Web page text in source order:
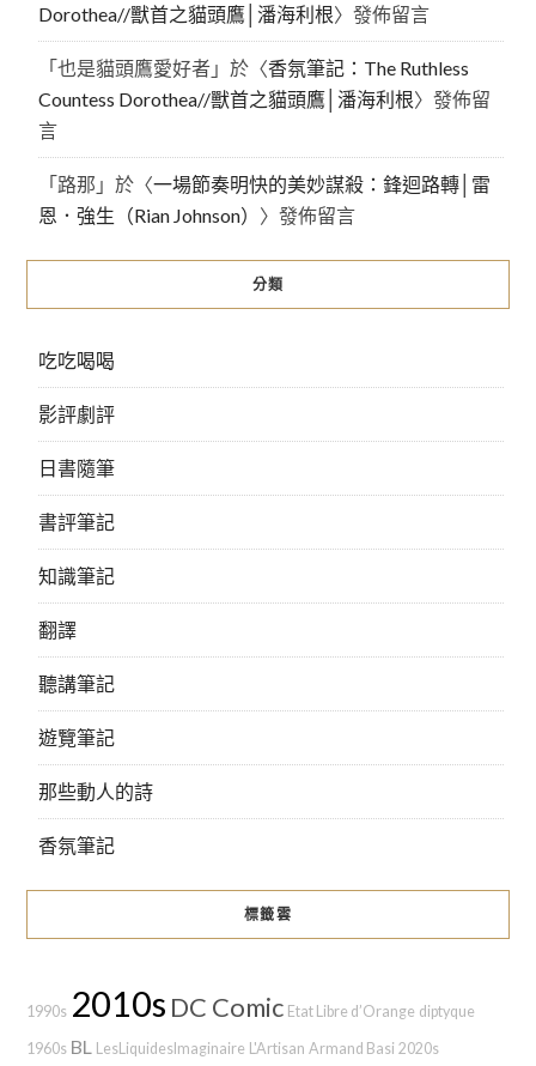
Dorothea//獸首之貓頭鷹│潘海利根〉發佈留言
「 也是貓頭鷹愛好者」於〈香氛筆記：The Ruthless
Countess Dorothea//獸首之貓頭鷹│潘海利根〉發佈留
言
「 路那 」於〈一場節奏明快的美妙謀殺：鋒迴路轉│雷
恩．強生（Rian Johnson） 〉發佈留言
分類
吃吃喝喝
影評劇評
日書隨筆
書評筆記
知識筆記
翻譯
聽講筆記
遊覽筆記
那些動人的詩
香氛筆記
標籤雲
1990s 2010s DC Comic Etat Libre d’Orange diptyque
1960s BL LesLiquidesImaginaire L'Artisan Armand Basi 2020s